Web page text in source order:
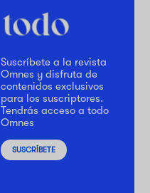
Suscríbete a la revista
Omnes y disfruta de
contenidos exclusivos
para los suscriptores.
Tendrás acceso a todo
Omnes
SUSCRÍBETE